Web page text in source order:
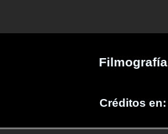
Filmografía
Créditos en: